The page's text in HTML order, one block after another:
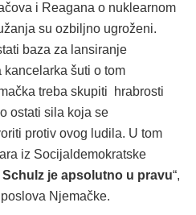
i Reagana o nuklearnom
su ozbiljno ugroženi.
baza za lansiranje
šuti o tom
treba skupiti hrabrosti
ostati sila koja se
protiv ovog ludila. U tom
iz Socijaldemokratske
Schulz je apsolutno u pravu“,
Njemačke.